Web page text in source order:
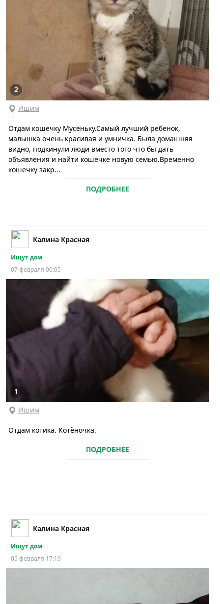
2
Ишим
Отдам кошечку Мусеньку.Самый лучший ребенок,
малышка очень красивая и умничка. Была домашняя
видно, подкинули люди вместо того что бы дать
объявления и найти кошечке новую семью.Временно
кошечку закр...
ПОДРОБНЕЕ
Калина Красная
Ищут дом
07 февраля 00:05
1
Ишим
Отдам котика. Котёночка.
ПОДРОБНЕЕ
Калина Красная
Ищут дом
05 февраля 17:19